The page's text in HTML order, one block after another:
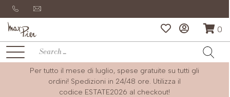
0
Per tutto il mese di luglio, spese gratuite su tutti gli
ordini! Spedizioni in 24/48 ore. Utilizza il
codice ESTATE2026 al checkout!